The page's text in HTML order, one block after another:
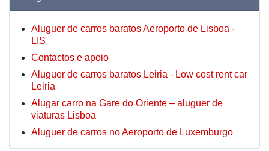
Aluguer de carros baratos Aeroporto de Lisboa -
LIS
Contactos e apoio
Aluguer de carros baratos Leiria - Low cost rent car
Leiria
Alugar carro na Gare do Oriente – aluguer de
viaturas Lisboa
Aluguer de carros no Aeroporto de Luxemburgo